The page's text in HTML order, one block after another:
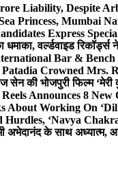
Liability, Despite
Princess, Mumbai
Express
धमाका, वर्ल्डवाइड रिकॉर्ड्स
Bar &
Crowned Mrs.
सेन की भोजपुरी फिल्म
Announces 8
About Working On
‘Navya
अभेदानंद के साथ अध्यात्म,